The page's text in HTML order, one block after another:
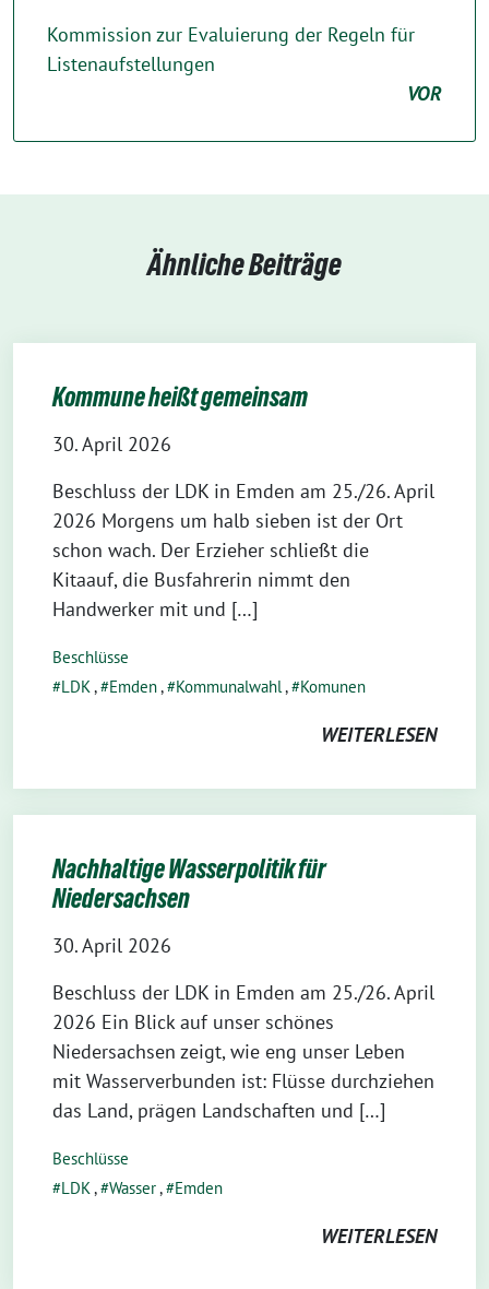
Kommission zur Evaluierung der Regeln für
Listenaufstellungen
VOR
Ähnliche Beiträge
Kommune heißt gemeinsam
30. April 2026
Beschluss der LDK in Emden am 25./26. April
2026 Morgens um halb sieben ist der Ort
schon wach. Der Erzieher schließt die
Kitaauf, die Busfahrerin nimmt den
Handwerker mit und […]
Beschlüsse
LDK, Emden, Kommunalwahl, Komunen
WEITERLESEN
Nachhaltige Wasserpolitik für
Niedersachsen
30. April 2026
Beschluss der LDK in Emden am 25./26. April
2026 Ein Blick auf unser schönes
Niedersachsen zeigt, wie eng unser Leben
mit Wasserverbunden ist: Flüsse durchziehen
das Land, prägen Landschaften und […]
Beschlüsse
LDK, Wasser, Emden
WEITERLESEN